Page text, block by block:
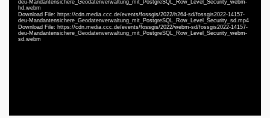
deu-Mandantensichere_Geodatenverwaltung_mit_PostgreSQL_Row_Level_Security_webm-
hd.webm
Download File: https://cdn.media.ccc.de/events/fossgis/2022/h264-sd/fossgis2022-14157-
deu-Mandantensichere_Geodatenverwaltung_mit_PostgreSQL_Row_Level_Security_sd.mp4
Download File: https://cdn.media.ccc.de/events/fossgis/2022/webm-sd/fossgis2022-14157-
deu-Mandantensichere_Geodatenverwaltung_mit_PostgreSQL_Row_Level_Security_webm-
sd.webm
deu 1080p (mp4)